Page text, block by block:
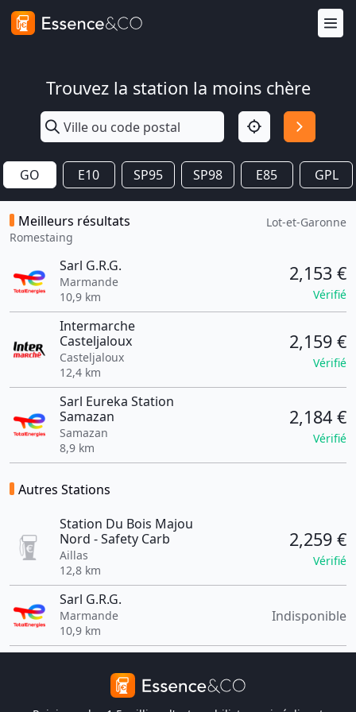
Trouvez la station la moins chère
GO E10 SP95 SP98 E85 GPL
Meilleurs résultats
Romestaing
Lot-et-Garonne
Sarl G.R.G.
Marmande
10,9 km
2,153 €
Vérifié
Intermarche
Casteljaloux
Casteljaloux
12,4 km
2,159 €
Vérifié
Sarl Eureka Station
Samazan
Samazan
8,9 km
2,184 €
Vérifié
Autres Stations
Station Du Bois Majou
Nord - Safety Carb
Aillas
12,8 km
2,259 €
Vérifié
Sarl G.R.G.
Marmande
10,9 km
Indisponible